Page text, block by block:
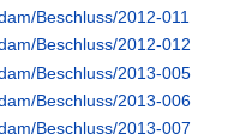
Beschluss/2012-011
Beschluss/2012-012
Beschluss/2013-005
Beschluss/2013-006
Beschluss/2013-007